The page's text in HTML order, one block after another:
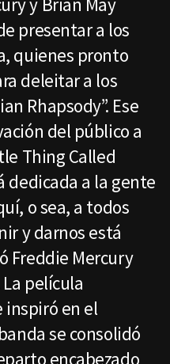
presentar a los
quienes pronto
deleitar a los
Rhapsody”. Ese
del público a
Thing Called
dedicada a la gente
o sea, a todos
y darnos está
Freddie Mercury
película
inspiró en el
se consolidó
encabezado